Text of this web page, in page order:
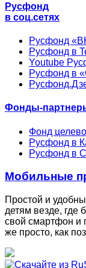
Русфонд
в соц.сетях
Русфонд
Русфонд в
Youtube
Русфонд в
Фонды-
Фонд
Русфонд в
Русфонд в
Мобильные
Простой и
детям везде, где
свой смартфон и
же просто, как